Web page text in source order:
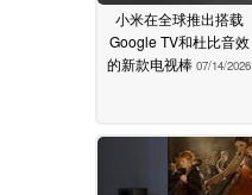
小米在全球推出搭载
Google TV和杜比音效
的新款电视棒 07/14/2026